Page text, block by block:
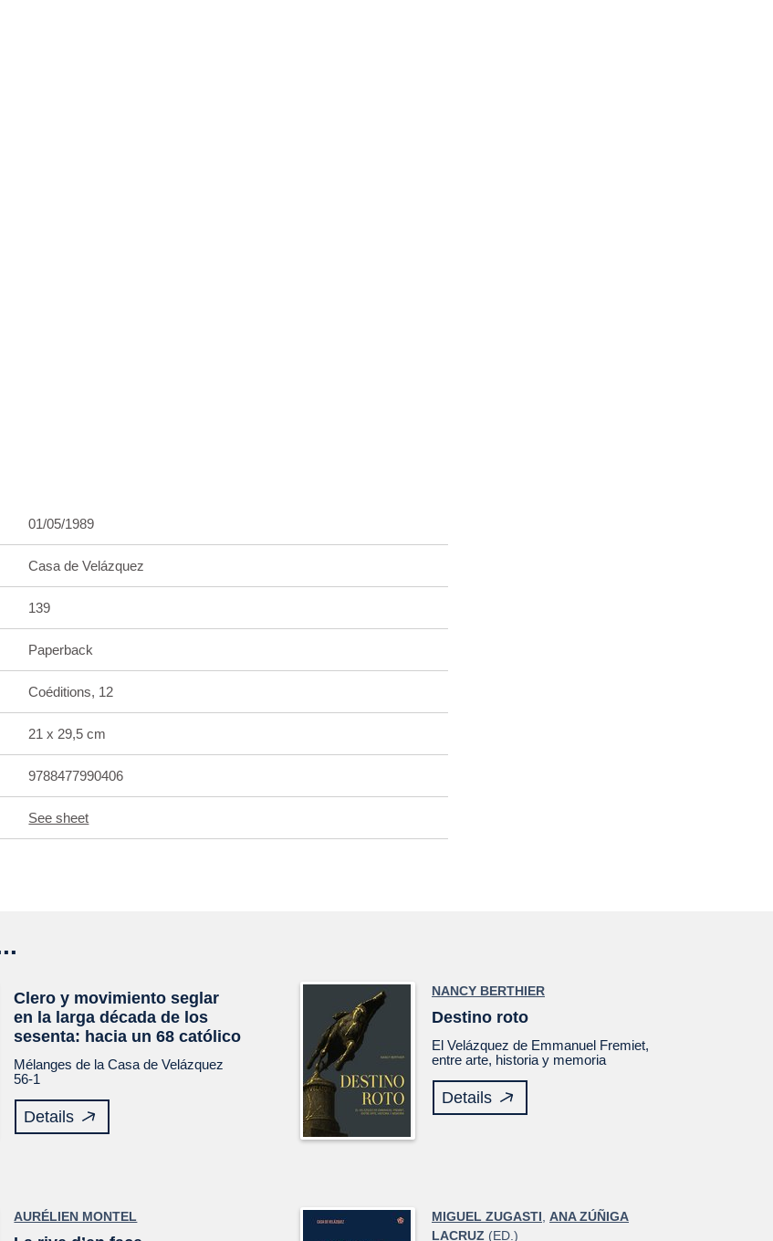
01/05/1989
Casa de Velázquez
139
Paperback
Coéditions, 12
21 x 29,5 cm
9788477990406
See sheet
Clero y movimiento seglar
en la larga década de los
sesenta: hacia un 68 católico
Mélanges de la Casa de Velázquez
56-1
Details
NANCY BERTHIER
Destino roto
El Velázquez de Emmanuel Fremiet,
entre arte, historia y memoria
Details
AURÉLIEN MONTEL MIGUEL ZUGASTI ANA ZÚÑIGA
LACRUZ (ED.)